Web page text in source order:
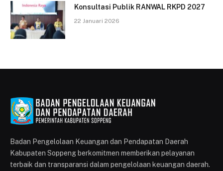
Konsultasi Publik RANWAL RKPD 2027
22 Januari 2026
Badan Pengelolaan Keuangan dan Pendapatan Daerah
Kabupaten Soppeng berkomitmen memberikan pelayanan
terbaik dan transparansi dalam pengelolaan keuangan daerah.